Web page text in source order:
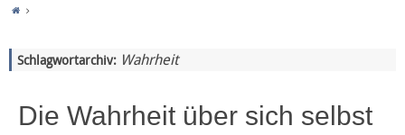
Schlagwortarchiv: Wahrheit
Die Wahrheit über sich selbst